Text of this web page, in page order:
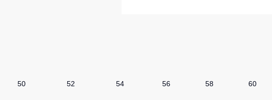
Детские батники
50 52 54 56 58 60